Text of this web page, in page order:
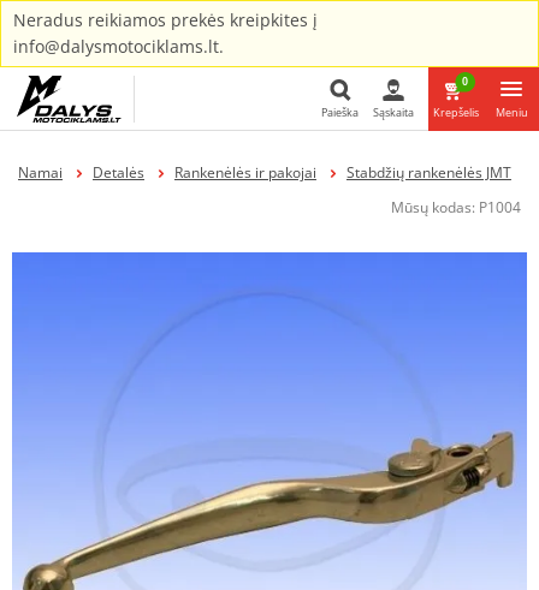
Neradus reikiamos prekės kreipkites į
info@dalysmotociklams.lt.
Paieška
Paieška Sąskaita
0
Krepšelis Meniu
Namai Detalės Rankenėlės ir pakojai
Stabdžių rankenėlės JMT
Mūsų kodas: P1004